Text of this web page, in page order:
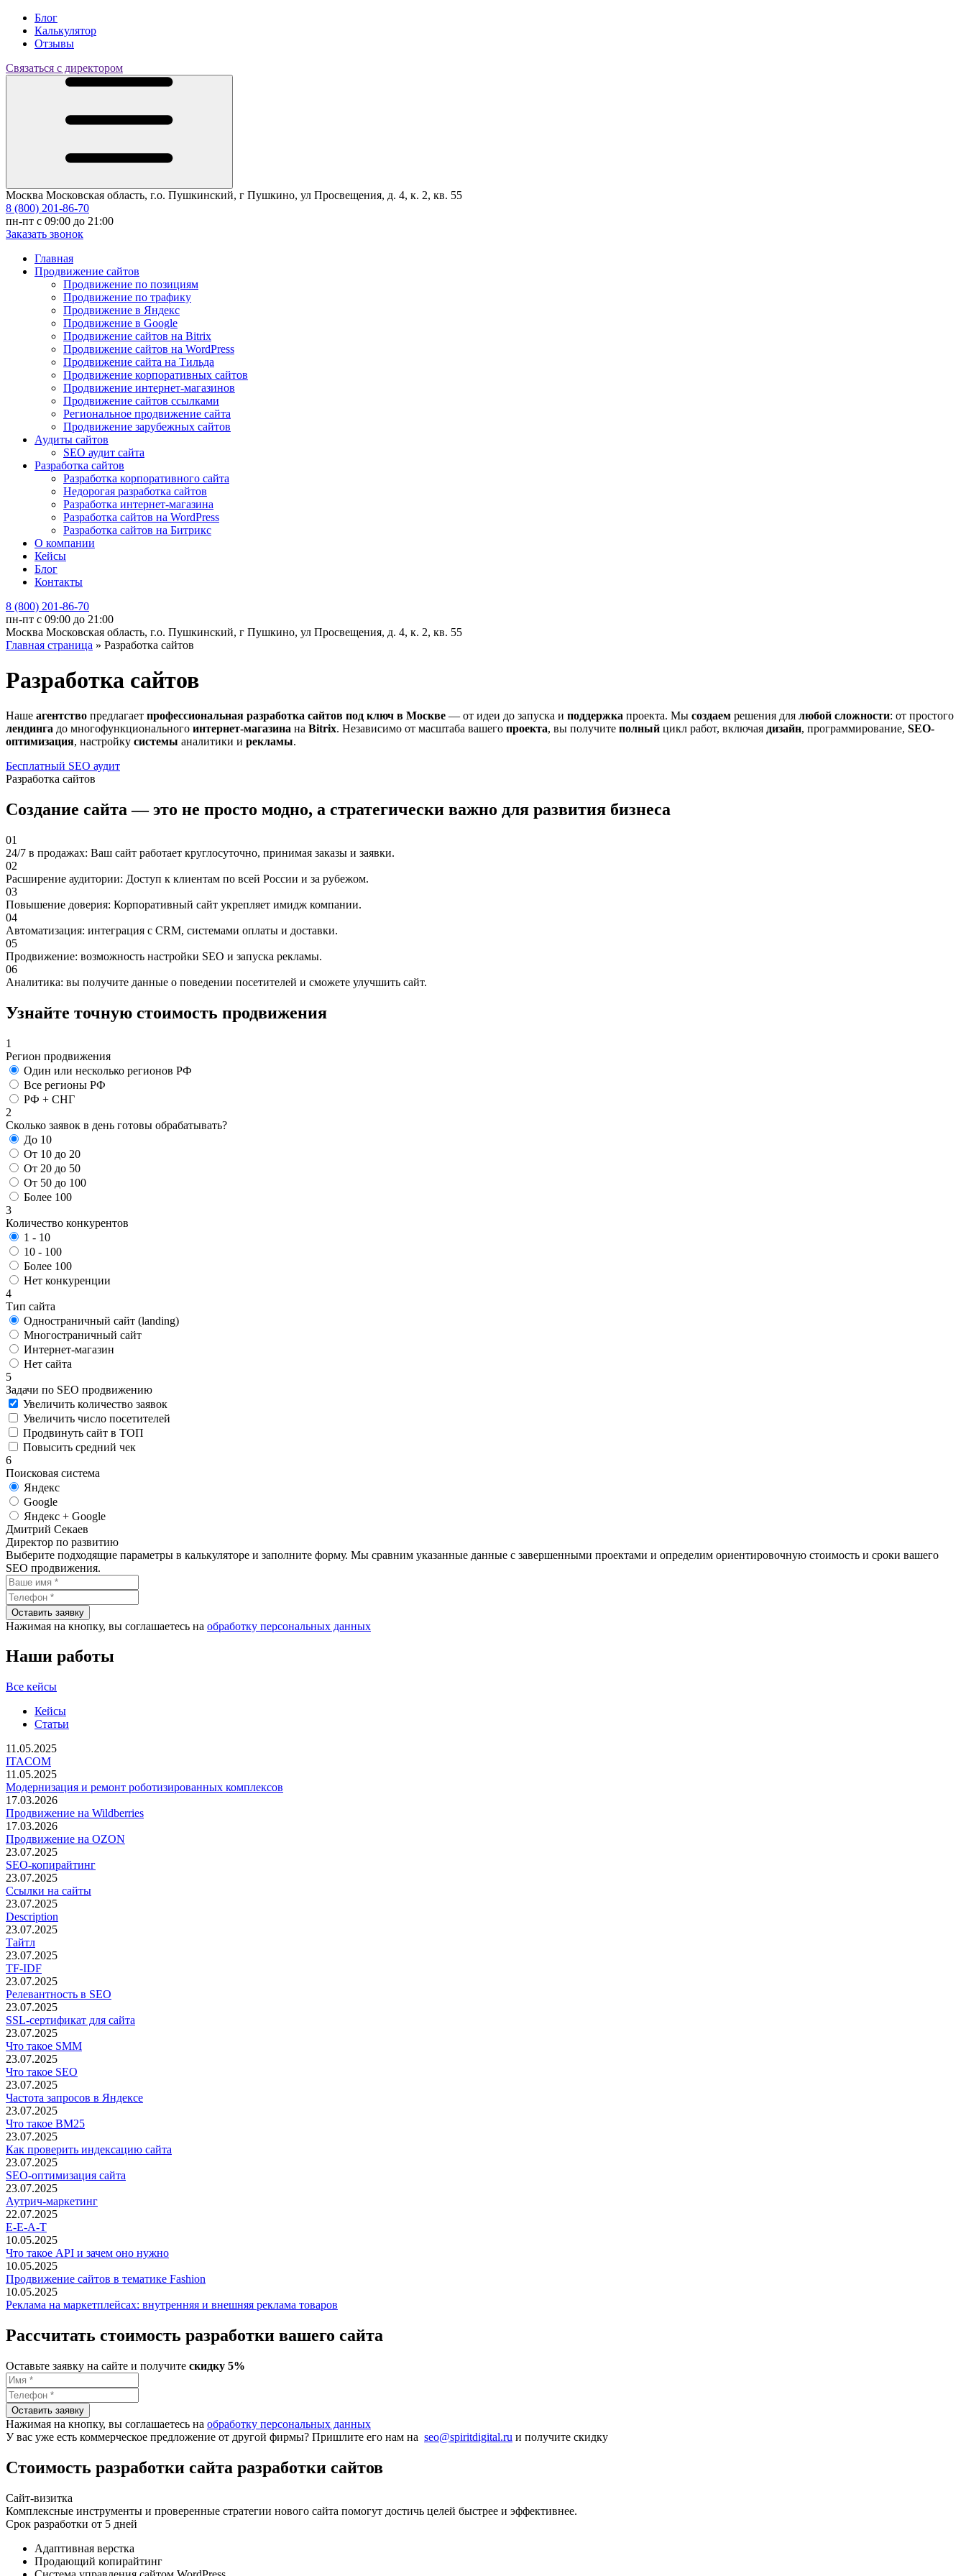
Блог
Калькулятор
Отзывы
Связаться с директором
Москва Московская область, г.о. Пушкинский, г Пушкино, ул Просвещения, д. 4, к. 2, кв. 55
8 (800) 201-86-70
пн-пт с 09:00 до 21:00
Заказать звонок
Главная
Продвижение сайтов
Продвижение по позициям
Продвижение по трафику
Продвижение в Яндекс
Продвижение в Google
Продвижение сайтов на Bitrix
Продвижение сайтов на WordPress
Продвижение сайта на Тильда
Продвижение корпоративных сайтов
Продвижение интернет-магазинов
Продвижение сайтов ссылками
Региональное продвижение сайта
Продвижение зарубежных сайтов
Аудиты сайтов
SEO аудит сайта
Разработка сайтов
Разработка корпоративного сайта
Недорогая разработка сайтов
Разработка интернет-магазина
Разработка сайтов на WordPress
Разработка сайтов на Битрикс
О компании
Кейсы
Блог
Контакты
8 (800) 201-86-70
пн-пт с 09:00 до 21:00
Москва Московская область, г.о. Пушкинский, г Пушкино, ул Просвещения, д. 4, к. 2, кв. 55
Главная страница » Разработка сайтов
Разработка сайтов
Наше агентство предлагает профессиональная разработка сайтов под ключ в Москве — от идеи до запуска и поддержка проекта. Мы создаем решения для любой сложности: от простого
лендинга до многофункционального интернет-магазина на Bitrix. Независимо от масштаба вашего проекта, вы получите полный цикл работ, включая дизайн, программирование, SEO-
оптимизация, настройку системы аналитики и рекламы.
Бесплатный SEO аудит
Разработка сайтов
Создание сайта — это не просто модно, а стратегически важно для развития бизнеса
01
24/7 в продажах: Ваш сайт работает круглосуточно, принимая заказы и заявки.
02
Расширение аудитории: Доступ к клиентам по всей России и за рубежом.
03
Повышение доверия: Корпоративный сайт укрепляет имидж компании.
04
Автоматизация: интеграция с CRM, системами оплаты и доставки.
05
Продвижение: возможность настройки SEO и запуска рекламы.
06
Аналитика: вы получите данные о поведении посетителей и сможете улучшить сайт.
Узнайте точную стоимость продвижения
1
Регион продвижения
Один или несколько регионов РФ
Все регионы РФ
РФ + СНГ
2
Сколько заявок в день готовы обрабатывать?
До 10
От 10 до 20
От 20 до 50
От 50 до 100
Более 100
3
Количество конкурентов
1 - 10
10 - 100
Более 100
Нет конкуренции
4
Тип сайта
Одностраничный сайт (landing)
Многостраничный сайт
Интернет-магазин
Нет сайта
5
Задачи по SEO продвижению
Увеличить количество заявок
Увеличить число посетителей
Продвинуть сайт в ТОП
Повысить средний чек
6
Поисковая система
Яндекс
Google
Яндекс + Google
Дмитрий Секаев
Директор по развитию
Выберите подходящие параметры в калькуляторе и заполните форму. Мы сравним указанные данные с завершенными проектами и определим ориентировочную стоимость и сроки вашего
SEO продвижения.
Нажимая на кнопку, вы соглашаетесь на обработку персональных данных
Наши работы
Все кейсы
Кейсы
Статьи
11.05.2025
ITACOM
11.05.2025
Модернизация и ремонт роботизированных комплексов
17.03.2026
Продвижение на Wildberries
17.03.2026
Продвижение на OZON
23.07.2025
SEO-копирайтинг
23.07.2025
Ссылки на сайты
23.07.2025
Description
23.07.2025
Тайтл
23.07.2025
TF-IDF
23.07.2025
Релевантность в SEO
23.07.2025
SSL-сертификат для сайта
23.07.2025
Что такое SMM
23.07.2025
Что такое SEO
23.07.2025
Частота запросов в Яндексе
23.07.2025
Что такое BM25
23.07.2025
Как проверить индексацию сайта
23.07.2025
SEO-оптимизация сайта
23.07.2025
Аутрич-маркетинг
22.07.2025
E-E-A-T
10.05.2025
Что такое API и зачем оно нужно
10.05.2025
Продвижение сайтов в тематике Fashion
10.05.2025
Реклама на маркетплейсах: внутренняя и внешняя реклама товаров
Рассчитать стоимость разработки вашего сайта
Оставьте заявку на сайте и получите скидку 5%
Нажимая на кнопку, вы соглашаетесь на обработку персональных данных
У вас уже есть коммерческое предложение от другой фирмы? Пришлите его нам на seo@spiritdigital.ru и получите скидку
Стоимость разработки сайта разработки сайтов
Сайт-визитка
Комплексные инструменты и проверенные стратегии нового сайта помогут достичь целей быстрее и эффективнее.
Срок разработки от 5 дней
Адаптивная верстка
Продающий копирайтинг